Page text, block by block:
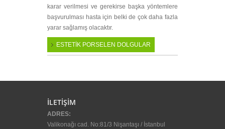
karar verilmesi ve gerekirse başka yöntemlere
başvurulması hasta için belki de çok daha fazla
yarar sağlamış olacaktır.
ESTETİK PORSELEN DOLGULAR
İLETİŞİM
ADRES:
Valikonağı cad. No:81/3 Nişantaşı / İstanbul